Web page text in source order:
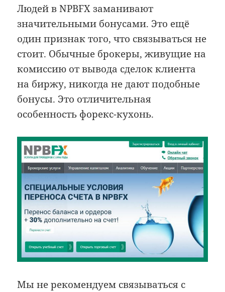
Людей в NPBFX заманивают
значительными бонусами. Это ещё
один признак того, что связываться не
стоит. Обычные брокеры, живущие на
комиссию от вывода сделок клиента
на биржу, никогда не дают подобные
бонусы. Это отличительная
особенность форекс-кухонь.
Мы не рекомендуем связываться с